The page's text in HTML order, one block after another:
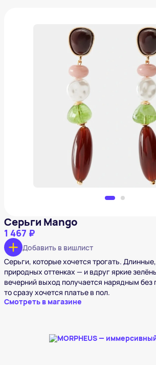
Серьги Mango
Добавить в вишлист
Серьги Mango
1 467 ₽
Добавить в вишлист
Серьги, которые хочется трогать.
природных оттенках — и вдруг яркие
вечерний выход получается нарядным
то сразу хочется платье в пол.
Смотреть в магазине